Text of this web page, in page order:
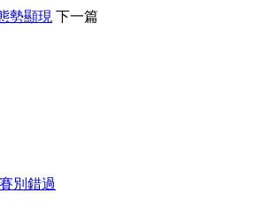
勢顯現 下一篇
別錯過